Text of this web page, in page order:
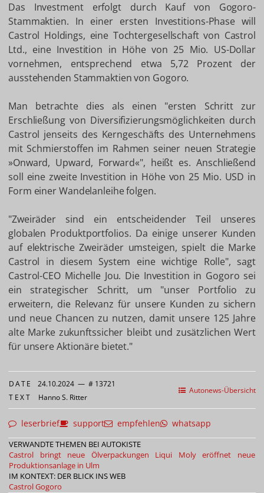
Das Investment erfolgt durch Kauf von Gogoro-
Stammaktien. In einer ersten Investitions-Phase will
Castrol Holdings, eine Tochtergesellschaft von Castrol
Ltd., eine Investition in Höhe von 25 Mio. US-Dollar
vornehmen, entsprechend etwa 5,72 Prozent der
ausstehenden Stammaktien von Gogoro.
Man betrachte dies als einen "ersten Schritt zur
Erschließung von Diversifizierungsmöglichkeiten durch
Castrol jenseits des Kerngeschäfts des Unternehmens
mit Schmierstoffen im Rahmen seiner neuen Strategie
»Onward, Upward, Forward«", heißt es. Anschließend
soll eine zweite Investition in Höhe von 25 Mio. USD in
Form einer Wandelanleihe folgen.
"Zweiräder sind ein entscheidender Teil unseres
globalen Produktportfolios. Da einige unserer Kunden
auf elektrische Zweiräder umsteigen, spielt die Marke
Castrol in diesem System eine wichtige Rolle", sagt
Castrol-CEO Michelle Jou. Die Investition in Gogoro sei
ein strategischer Schritt, um "unser Portfolio zu
erweitern, die Relevanz für unsere Kunden zu sichern
und neue Chancen zu nutzen, damit unsere 125 Jahre
alte Marke zukunftssicher bleibt und zusätzlichen Wert
für unsere Aktionäre bietet."
Autonews-Übersicht
DATE 24.10.2024 — # 13721
TEXT Hanno S. Ritter
leserbrief support empfehlen whatsapp
VERWANDTE THEMEN BEI AUTOKISTE
Castrol bringt neue Ölverpackungen
Liqui Moly eröffnet neue
Produktionsanlage in Ulm
IM KONTEXT: DER BLICK INS WEB
CastrolGogoro